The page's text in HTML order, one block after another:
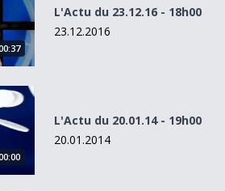
L'Actu du 23.12.16 - 18h00
23.12.2016
- 19h00
L'Actu du 20.01.14 - 19h00
20.01.2014